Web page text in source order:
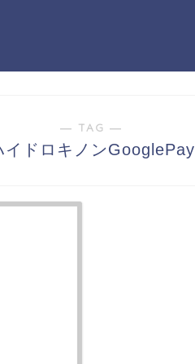
― TAG ―
イドロキノンGooglePay